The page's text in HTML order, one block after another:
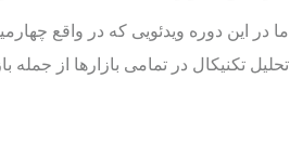
ما در این دوره ویدئویی که در واقع
تحلیل تکنیکال در تمامی بازارها از